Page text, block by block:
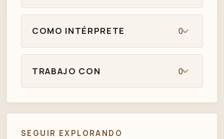
COMO INTÉRPRETE 0
TRABAJO CON 0
SEGUIR EXPLORANDO